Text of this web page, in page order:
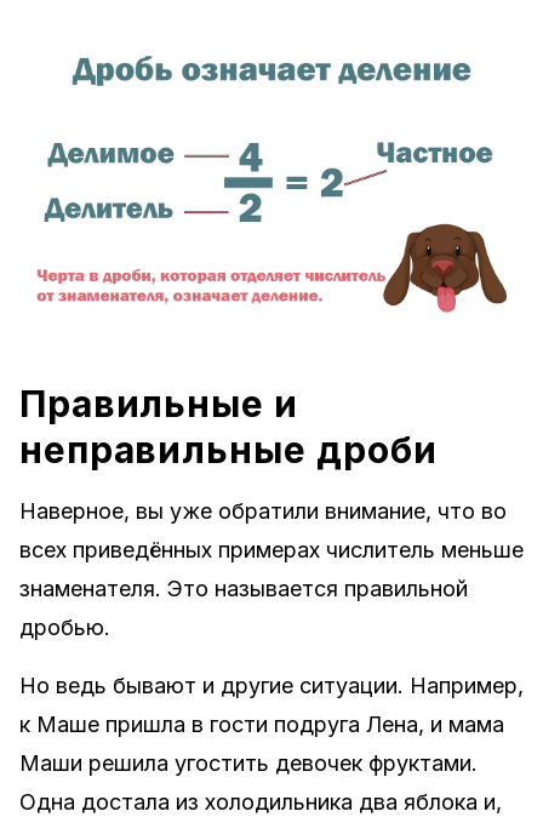
Правильные и
неправильные дроби
Наверное, вы уже обратили внимание, что во
всех приведённых примерах числитель меньше
знаменателя. Это называется правильной
дробью.
Но ведь бывают и другие ситуации. Например,
к Маше пришла в гости подруга Лена, и мама
Маши решила угостить девочек фруктами.
Одна достала из холодильника два яблока и,